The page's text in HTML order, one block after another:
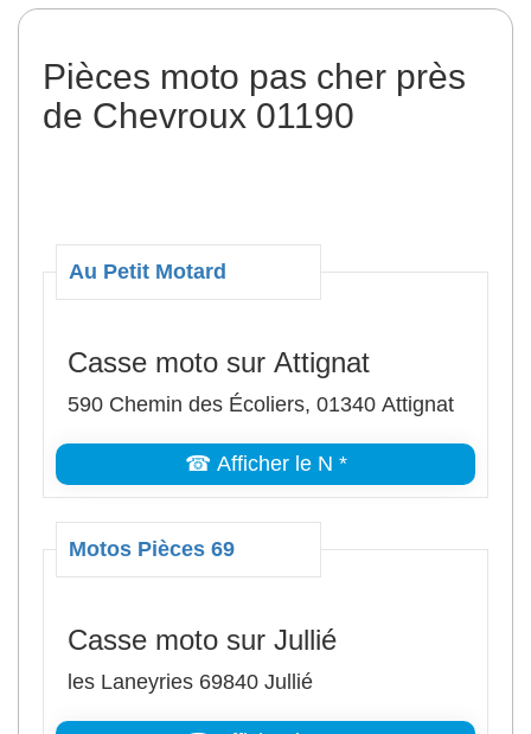
Pièces moto pas cher près
de Chevroux 01190
Au Petit Motard
Casse moto sur Attignat
590 Chemin des Écoliers, 01340 Attignat
☎ Afficher le N *
Motos Pièces 69
Casse moto sur Jullié
les Laneyries 69840 Jullié